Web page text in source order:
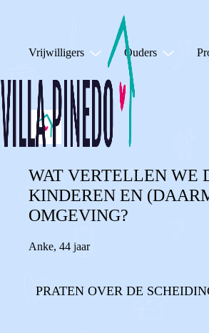
Vrijwilligers Ouders
WAT VERTELLEN WE
KINDEREN EN
OMGEVING?
Anke, 44 jaar
PRATEN OVER DE